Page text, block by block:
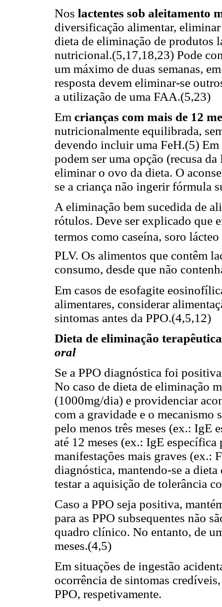
Nos lactentes sob aleitamento
diversificação alimentar,
dieta de eliminação de produtos
nutricional.(5,17,18,23) Pode
um máximo de duas semanas,
resposta devem eliminar-se
a utilização de uma FAA.(5,23)
Em crianças com mais de 12
nutricionalmente equilibrada,
devendo incluir uma FeH.(5) Em
podem ser uma opção (recusa
eliminar o ovo da dieta. O
se a criança não ingerir fórmula
A eliminação bem sucedida de
rótulos. Deve ser explicado que
termos como caseína, soro
PLV. Os alimentos que contêm
consumo, desde que não
Em casos de esofagite
alimentares, considerar
sintomas antes da PPO.(4,5,12)
Dieta de eliminação
oral
Se a PPO diagnóstica foi
No caso de dieta de eliminação
(1000mg/dia) e providenciar
com a gravidade e o mecanismo
pelo menos três meses (ex.: IgE
até 12 meses (ex.: IgE
manifestações mais graves (ex.:
diagnóstica, mantendo-se a
testar a aquisição de tolerância
Caso a PPO seja positiva,
para as PPO subsequentes não
quadro clínico. No entanto, de
meses.(4,5)
Em situações de ingestão
ocorrência de sintomas
PPO, respetivamente.